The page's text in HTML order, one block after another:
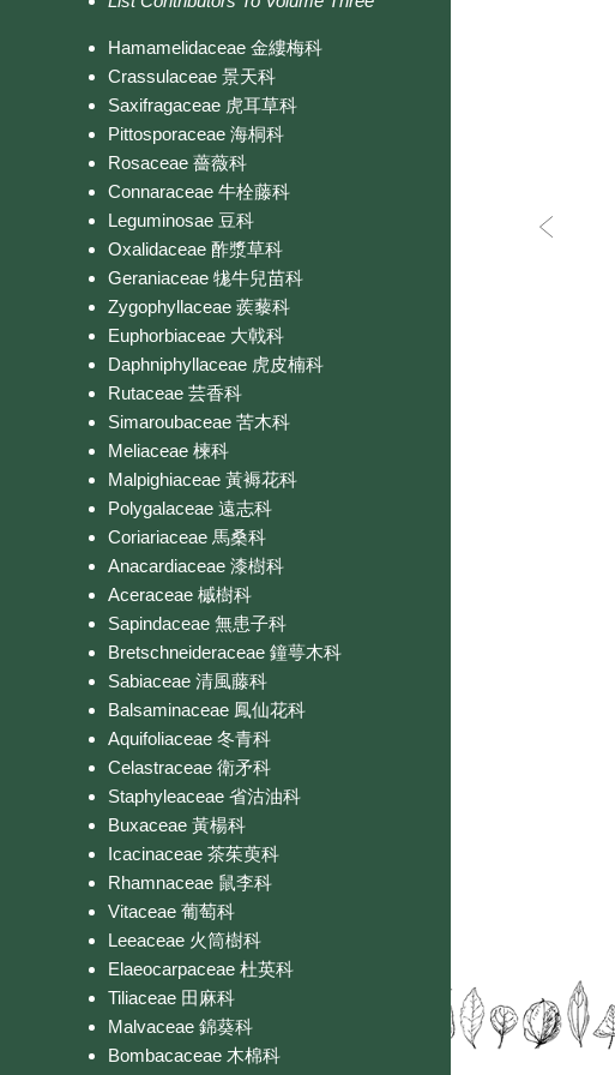
Hamamelidaceae 金縷梅科
Crassulaceae 景天科
Saxifragaceae 虎耳草科
Pittosporaceae 海桐科
Rosaceae 薔薇科
Connaraceae 牛栓藤科
Leguminosae 豆科
Oxalidaceae 酢漿草科
Geraniaceae 牻牛兒苗科
Zygophyllaceae 蒺藜科
Euphorbiaceae 大戟科
Daphniphyllaceae 虎皮楠科
Rutaceae 芸香科
Simaroubaceae 苦木科
Meliaceae 楝科
Malpighiaceae 黃褥花科
Polygalaceae 遠志科
Coriariaceae 馬桑科
Anacardiaceae 漆樹科
Aceraceae 槭樹科
Sapindaceae 無患子科
Bretschneideraceae 鐘萼木科
Sabiaceae 清風藤科
Balsaminaceae 鳳仙花科
Aquifoliaceae 冬青科
Celastraceae 衛矛科
Staphyleaceae 省沽油科
Buxaceae 黃楊科
Icacinaceae 茶茱萸科
Rhamnaceae 鼠李科
Vitaceae 葡萄科
Leeaceae 火筒樹科
Elaeocarpaceae 杜英科
Tiliaceae 田麻科
Malvaceae 錦葵科
Bombacaceae 木棉科